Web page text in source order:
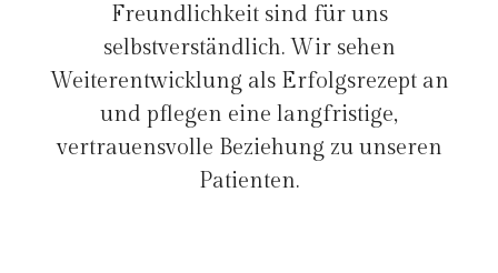
Freundlichkeit sind für uns
selbstverständlich. Wir sehen
Weiterentwicklung als Erfolgsrezept an
und pflegen eine langfristige,
vertrauensvolle Beziehung zu unseren
Patienten.